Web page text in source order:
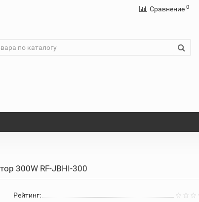
Сравнение 0
300W RF-JBHI-300
Рейтинг: